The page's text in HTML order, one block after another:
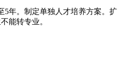
5年。制定单独人才培养方案。扩
能转专业。